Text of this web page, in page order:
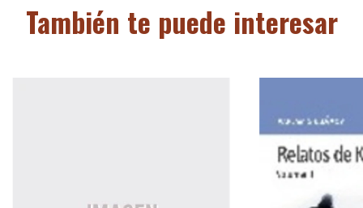
También te puede interesar